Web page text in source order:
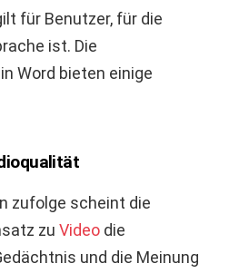
für Benutzer, für die
ist. Die
Word bieten einige
zufolge scheint die
zu Video die
und die Meinung